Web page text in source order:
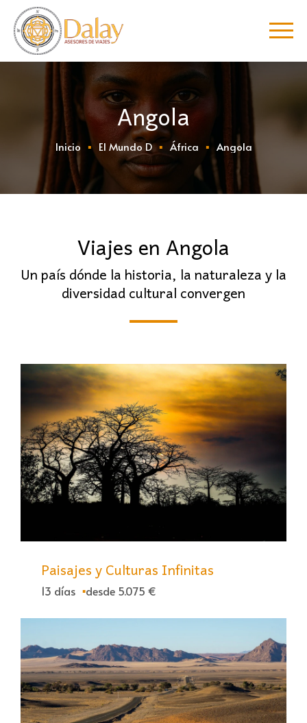
Angola
Inicio El Mundo D África Angola
Viajes en Angola
Un país dónde la historia, la naturaleza y la
diversidad cultural convergen
Paisajes y Culturas Infinitas
13 días desde 5.075 €